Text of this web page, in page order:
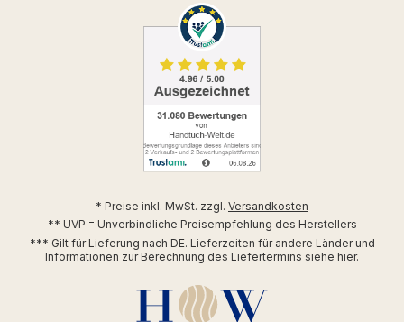
* Preise inkl. MwSt. zzgl. Versandkosten
** UVP = Unverbindliche Preisempfehlung des Herstellers
*** Gilt für Lieferung nach DE. Lieferzeiten für andere Länder und
Informationen zur Berechnung des Liefertermins siehe hier.